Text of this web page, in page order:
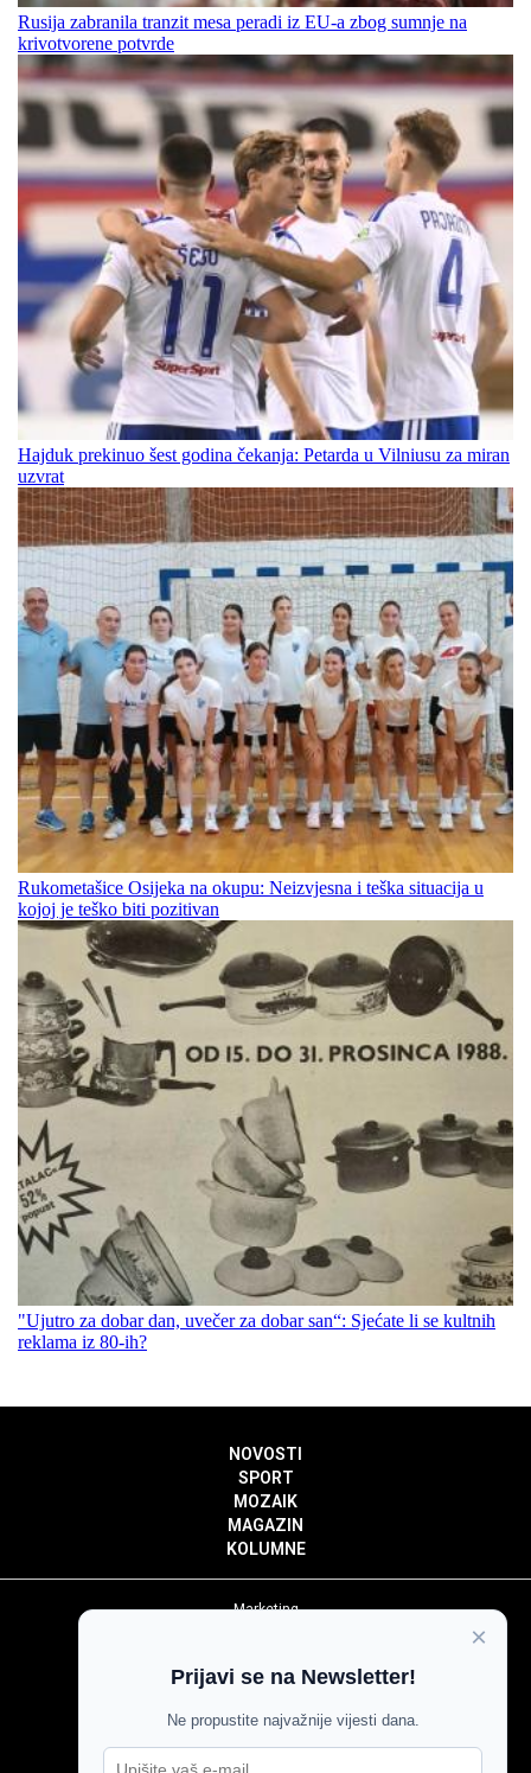
Rusija zabranila tranzit mesa peradi iz EU-a zbog sumnje na
krivotvorene potvrde
Hajduk prekinuo šest godina čekanja: Petarda u Vilniusu za miran
uzvrat
Rukometašice Osijeka na okupu: Neizvjesna i teška situacija u
kojoj je teško biti pozitivan
"Ujutro za dobar dan, uvečer za dobar san“: Sjećate li se kultnih
reklama iz 80-ih?
NOVOSTI
SPORT
MOZAIK
MAGAZIN
KOLUMNE
Marketing
Impressum
Pravila komentiranja
Agroglas
×
Prijavi se na Newsletter!
Ne propustite najvažnije vijesti dana.